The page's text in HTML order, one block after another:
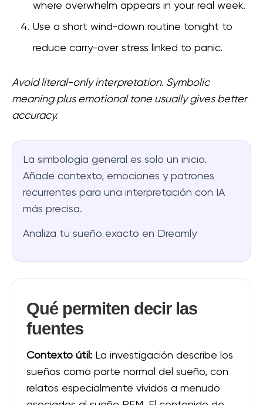
where overwhelm appears in your real week.
Use a short wind-down routine tonight to
reduce carry-over stress linked to panic.
Avoid literal-only interpretation. Symbolic
meaning plus emotional tone usually gives better
accuracy.
La simbología general es solo un inicio.
Añade contexto, emociones y patrones
recurrentes para una interpretación con IA
más precisa.
Analiza tu sueño exacto en Dreamly
Qué permiten decir las
fuentes
Contexto útil: La investigación describe los
sueños como parte normal del sueño, con
relatos especialmente vívidos a menudo